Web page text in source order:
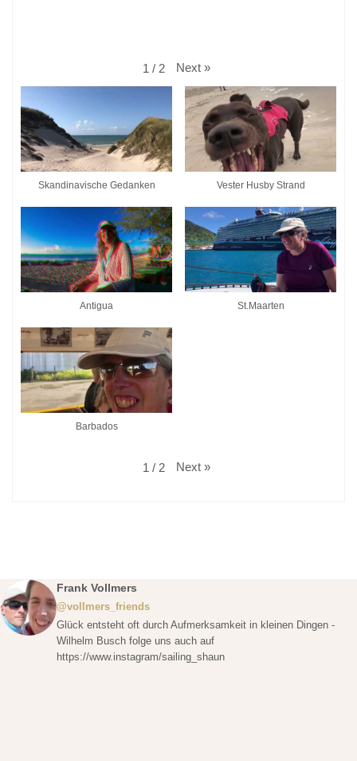
1 / 2 Next »
Skandinavische Gedanken Vester Husby Strand
Antigua St.Maarten
Barbados
1 / 2 Next »
Frank Vollmers
@vollmers_friends
Glück entsteht oft durch Aufmerksamkeit in kleinen Dingen -
Wilhelm Busch folge uns auch auf
https://www.instagram/sailing_shaun